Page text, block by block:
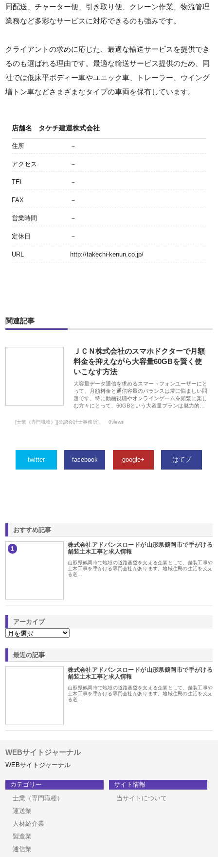
同配送、チャーター便、引き取り便、クレーン作業、物流管理
業務など多彩なサービスに対応できるのも強みです。
クライアントの求めに応じた、最適な輸送サービスを提供でき
るのも選ばれる理由です。最適な輸送サービス提供のため、同
社では低床平ボディー車やユニック車、トレーラー、ウイング
増トン車などさまざまなタイプの車両を保有しています。
店舗名 タケチ建運株式会社
住所 －
アクセス －
TEL －
FAX －
営業時間 －
定休日 －
URL http://takechi-kenun.co.jp/
関連記事
ＪＣＮ株式会社のスマホドクターで月額
料金を抑えながら大容量60GBを賢く使
いこなす方法
大容量データ通信を求めるスマートフォンユーザーにと
って、月額料金と通信容量のバランスは常に悩ましい問
題です。特に動画視聴やオンラインゲームを頻繁に楽し
む方々にとって、60GBという大容量プランは魅力的…
[士業（専門職種）][公認会計士事務所] 0views
twitter facebook google+ はてブ
おすすめ記事
1
株式会社アドバンスロードが山形県鶴岡市で手がける
舗装土木工事と求人情報
山形県鶴岡市で地域の道路基盤を支える企業として、舗装工事や
土木工事を手がける専門会社があります。地域住民の生活を支え
る道…
アーカイブ
最近の記事
株式会社アドバンスロードが山形県鶴岡市で手がける
舗装土木工事と求人情報
山形県鶴岡市で地域の道路基盤を支える企業として、舗装工事や
土木工事を手がける専門会社があります。地域住民の生活を支え
る道…
WEBサイトジャーナル
WEBサイトジャーナル
カテゴリー
士業（専門職種）
運送業
人材紹介業
製造業
通信業
サイト情報
当サイトについて